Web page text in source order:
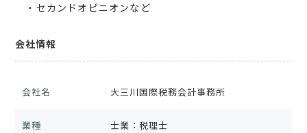
・セカンドオピニオンなど
会社情報
会社名 大三川国際税務会計事務所
業種 士業：税理士